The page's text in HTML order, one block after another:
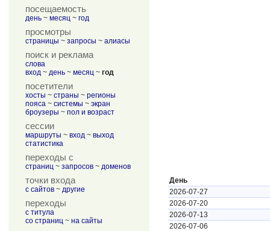
посещаемость
день ~ месяц ~ год
просмотры
страницы ~ запросы ~ алиасы
поиск и реклама
слова
вход ~ день ~ месяц ~ год
посетители
хосты ~ страны ~ регионы
пояса ~ системы ~ экран
броузеры ~ пол и возраст
сессии
маршруты ~ вход ~ выход
статистика
переходы с
страниц ~ запросов ~ доменов
точки входа
с сайтов ~ другие
переходы
с титула
со страниц ~ на сайты
День
2026-07-27
2026-07-20
2026-07-13
2026-07-06